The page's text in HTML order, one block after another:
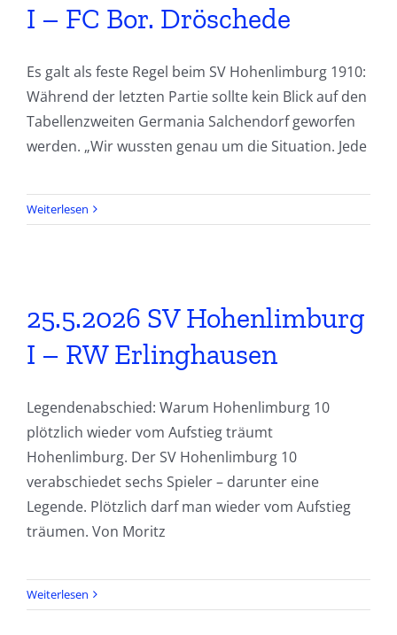
I – FC Bor. Dröschede
Es galt als feste Regel beim SV Hohenlimburg 1910:
Während der letzten Partie sollte kein Blick auf den
Tabellenzweiten Germania Salchendorf geworfen
werden. „Wir wussten genau um die Situation. Jede
Weiterlesen
25.5.2026 SV Hohenlimburg
I – RW Erlinghausen
Legendenabschied: Warum Hohenlimburg 10
plötzlich wieder vom Aufstieg träumt
Hohenlimburg. Der SV Hohenlimburg 10
verabschiedet sechs Spieler – darunter eine
Legende. Plötzlich darf man wieder vom Aufstieg
träumen. Von Moritz
Weiterlesen